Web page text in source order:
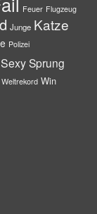
Feuer Flugzeug
Junge Katze
Polizei
SexySprung
Weltrekord Win